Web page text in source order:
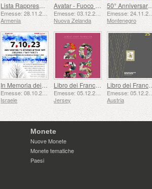
Lista Rappresentativa del Patrimonio Culturale Immateriale dell'umanità dell'UNESCO - Tradizione della Forgiatura a Gyumri
Armenia
Avatar - Fuoco e Cenere
Nuova Zelanda
50° Anniversario della
Emesse: 24.11.2025
Montenegro
In Memoria dei Caduti e Assassinati il ​​7 ottobre 2023
Israele
Libro dei Francobolli
Jersey
Libro
Emesse: 05.12.2025
Austria
Monete
Nuove Monete
Monete tematiche
Paesi